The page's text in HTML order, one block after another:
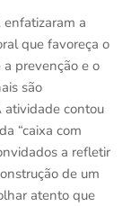
a
que favoreça o
prevenção e o
são
atividade contou
“caixa com
a refletir
de um
atento que